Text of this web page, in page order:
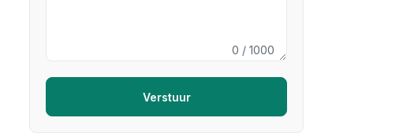
0 / 1000
Verstuur